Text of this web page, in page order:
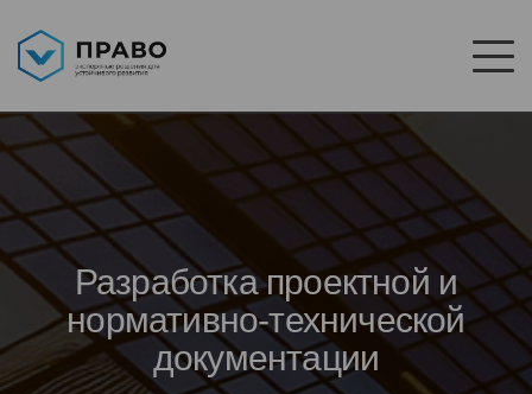
Разработка проектной и
нормативно-технической
документации